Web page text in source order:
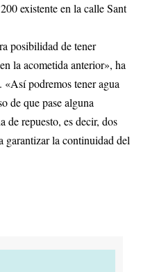
existente en la calle Sant
posibilidad de tener
la acometida anterior», ha
podremos tener agua
de que pase alguna
de repuesto, es decir, dos
garantizar la continuidad del